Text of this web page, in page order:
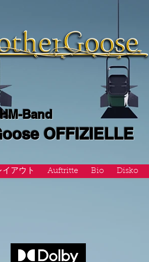
Band
OFFIZIELLE
アウト Auftritte Bio Disko